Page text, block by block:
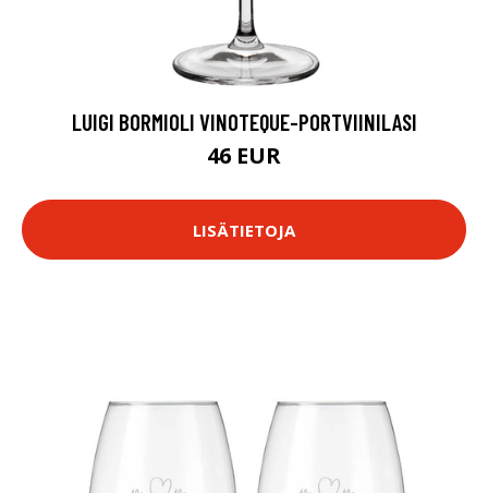
LUIGI BORMIOLI VINOTEQUE-PORTVIINILASI
46 EUR
LISÄTIETOJA